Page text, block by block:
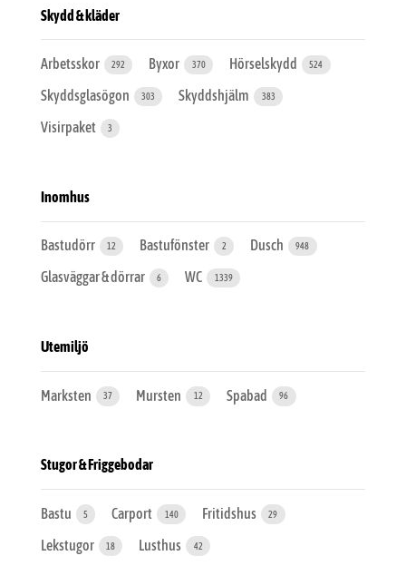
Skydd & kläder
Arbetsskor 292 Byxor 370 Hörselskydd 524
Skyddsglasögon 303 Skyddshjälm 383
Visirpaket 3
Inomhus
Bastudörr 12 Bastufönster 2 Dusch 948
Glasväggar & dörrar 6 WC 1339
Utemiljö
Marksten 37 Mursten 12 Spabad 96
Stugor & Friggebodar
Bastu 5 Carport 140 Fritidshus 29
Lekstugor 18 Lusthus 42